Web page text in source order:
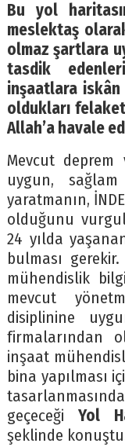
Bu yol
meslektaş
olmaz şartlara
tasdik
inşaatlara
oldukları
Allah’a havale
Mevcut deprem
uygun,
yaratmanın,
olduğunu
24 yılda
bulması
mühendislik
mevcut
disiplinine
firmalarından
inşaat
bina yapılması
geçeceği
Yol
şeklinde